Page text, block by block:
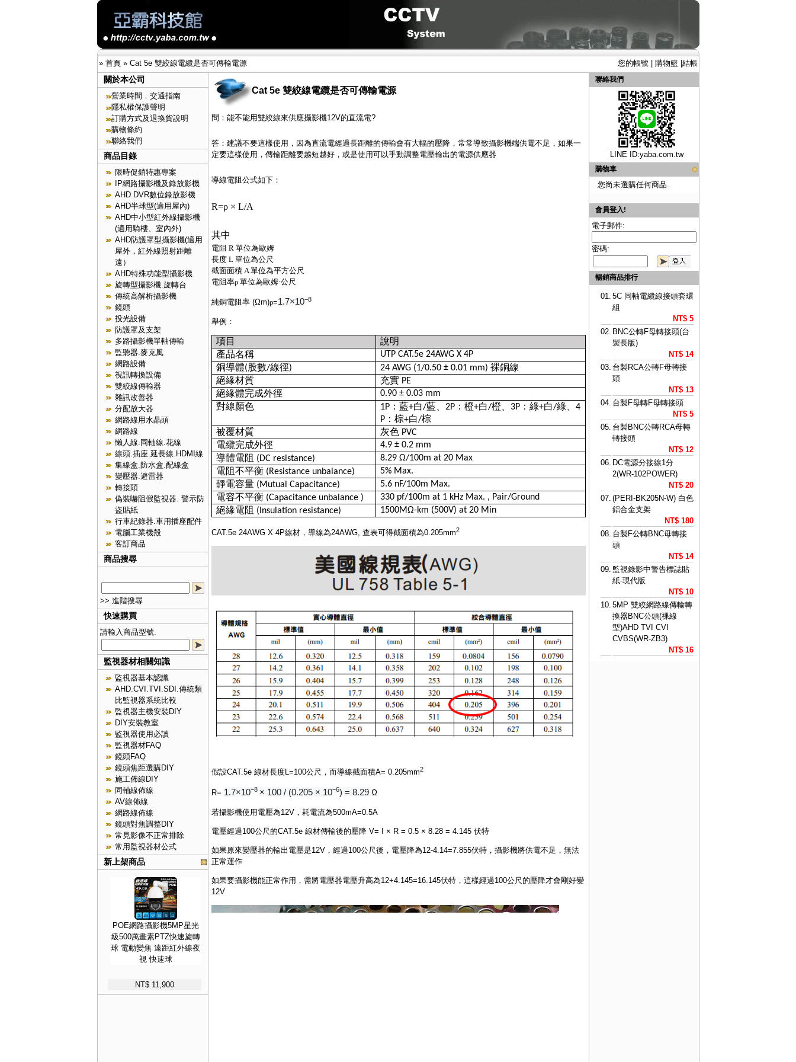
» 首頁» Cat 5e 雙絞線電纜是否可傳輸電源 您的帳號| 購物籃| 結帳
關於本公司
營業時間．交通指南
隱私權保護聲明
訂購方式及退換貨說明
購物條約
聯絡我們
商品目錄
限時促銷特惠專案
IP網路攝影機及錄放影機
AHD DVR數位錄放影機
AHD半球型(適用屋內)
AHD中小型紅外線攝影機
(適用騎樓、室內外)
AHD防護罩型攝影機(適用
屋外，紅外線照射距離
遠）
AHD特殊功能型攝影機
旋轉型攝影機.旋轉台
傳統高解析攝影機
鏡頭
投光設備
防護罩及支架
多路攝影機單軸傳輸
監聽器.麥克風
網路設備
視訊轉換設備
雙絞線傳輸器
雜訊改善器
分配放大器
網路線用水晶頭
網路線
懶人線.同軸線.花線
線頭.插座.延長線.HDMI線
集線盒.防水盒.配線盒
變壓器.避雷器
轉接頭
偽裝嚇阻假監視器. 警示防
盜貼紙
行車紀錄器.車用插座配件
電腦工業機殼
客訂商品
商品搜尋
>> 進階搜尋
快速購買
請輸入商品型號.
監視器材相關知識
監視器基本認識
AHD.CVI.TVI.SDI.傳統類
比監視器系統比較
監視器主機安裝DIY
DIY安裝教室
監視器使用必讀
監視器材FAQ
鏡頭FAQ
鏡頭焦距選購DIY
施工佈線DIY
同軸線佈線
AV線佈線
網路線佈線
鏡頭對焦調整DIY
常見影像不正常排除
常用監視器材公式
新上架商品
POE網路攝影機5MP星光
級500萬畫素PTZ快速旋轉
球 電動變焦 遠距紅外線夜
視 快速球
NT$ 11,900
Cat 5e 雙絞線電纜是否可傳輸電源
問：能不能用雙絞線來供應攝影機12V的直流電?
答：建議不要這樣使用，因為直流電經過長距離的傳輸會有大幅的壓降，常常導致攝影機端供電不足，如果一
定要這樣使用，傳輸距離要越短越好，或是使用可以手動調整電壓輸出的電源供應器
導線電阻公式如下：
R=ρ × L/A
其中
電阻 R 單位為歐姆
長度 L 單位為公尺
截面面積 A 單位為平方公尺
電阻率ρ 單位為歐姆·公尺
純銅電阻率 (Ωm)ρ=1.7×10−8
舉例：
項目
說明
產品名稱
UTP CAT.5e 24AWG X 4P
銅導體(股數/線徑) 24 AWG (1/0.50 ± 0.01 mm) 裸銅線
絕緣材質
充實PE
絕緣體完成外徑 0.90 ± 0.03 mm
對線顏色 1P：藍+白/藍、 2P：橙+白/橙、 3P：綠+白/綠、 4
P：棕+白/棕
被覆材質
灰色PVC
電纜完成外徑 4.9 ± 0.2 mm
導體電阻 (DC resistance) 8.29Ω/100m at 20 Max
電阻不平衡(Resistance unbalance) 5% Max.
靜電容量(Mutual Capacitance) 5.6 nF/100m Max.
電容不平衡(Capacitance unbalance ) 330 pf/100m at 1 kHz Max. , Pair/Ground
絕緣電阻 (Insulation resistance) 1500MΩ-km (500V) at 20 Min
CAT.5e 24AWG X 4P線材，導線為24AWG, 查表可得截面積為0.205mm2
假設CAT.5e 線材長度L=100公尺，而導線截面積A= 0.205mm2
R= 1.7×10−8 × 100 / (0.205 × 10−6) = 8.29 Ω
若攝影機使用電壓為12V，耗電流為500mA=0.5A
電壓經過100公尺的CAT.5e 線材傳輸後的壓降 V= I × R = 0.5 × 8.28 = 4.145 伏特
如果原來變壓器的輸出電壓是12V，經過100公尺後，電壓降為12-4.14=7.855伏特，攝影機將供電不足，無法
正常運作
如果要攝影機能正常作用，需將電壓器電壓升高為12+4.145=16.145伏特，這樣經過100公尺的壓降才會剛好變
12V
聯絡我們
LINE ID:yaba.com.tw
購物車
您尚未選購任何商品.
會員登入!
電子郵件:
密碼:
暢銷商品排行
01. 5C 同軸電纜線接頭套環
組
NT$ 5
02. BNC公轉F母轉接頭(台
製長版)
NT$ 14
03. 台製RCA公轉F母轉接
頭
NT$ 13
04. 台製F母轉F母轉接頭
NT$ 5
05. 台製BNC公轉RCA母轉
轉接頭
NT$ 12
06. DC電源分接線1分
2(WR-102POWER)
NT$ 20
07. (PERI-BK205N-W) 白色
鋁合金支架
NT$ 180
08. 台製F公轉BNC母轉接
頭
NT$ 14
09. 監視錄影中警告標誌貼
紙-現代版
NT$ 10
10. 5MP 雙絞網路線傳輸轉
換器BNC公頭(祼線
型)AHD TVI CVI
CVBS(WR-ZB3)
NT$ 16